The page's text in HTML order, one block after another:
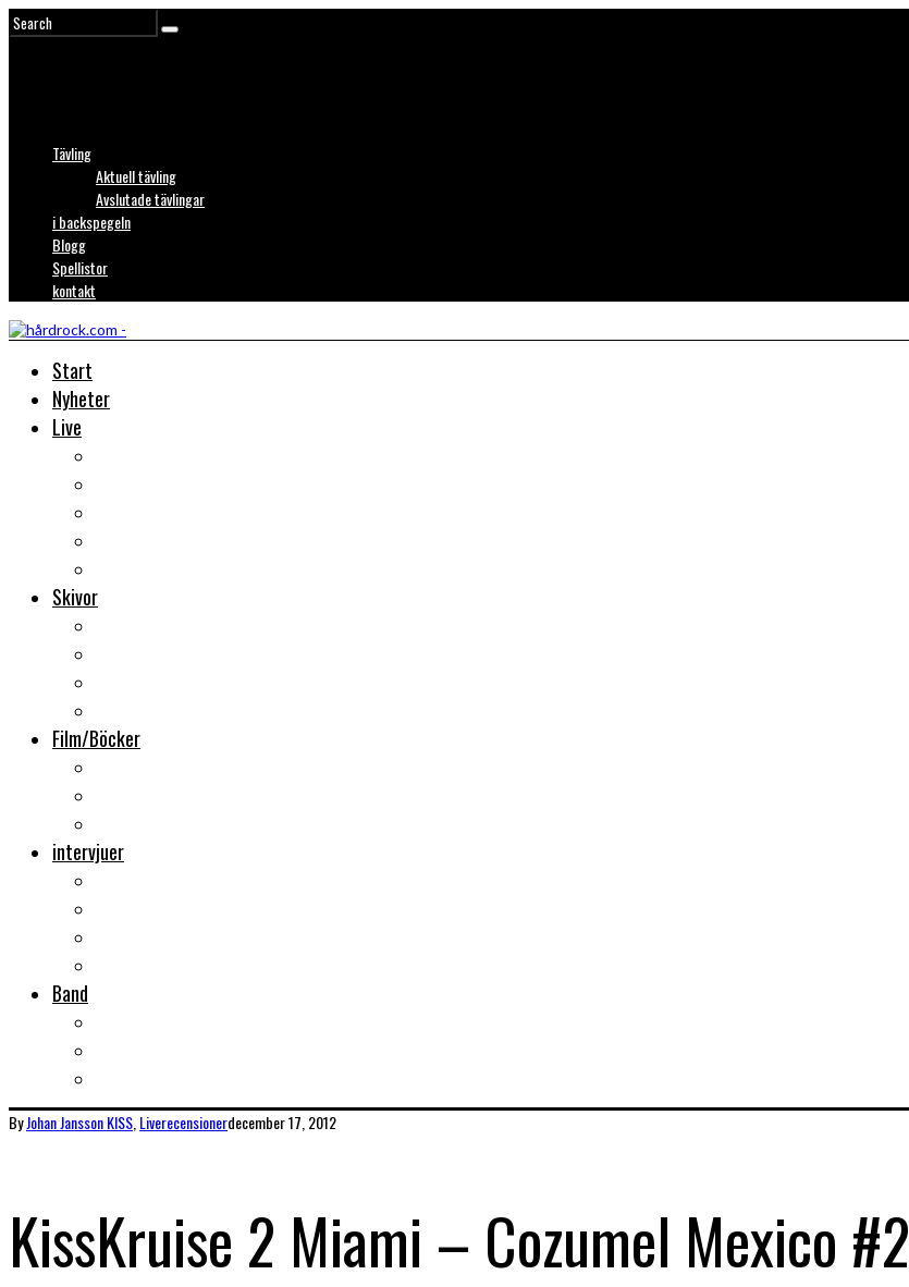
Tävling
Aktuell tävling
Avslutade tävlingar
i backspegeln
Blogg
Spellistor
kontakt
Start
Nyheter
Live
Skivor
Film/Böcker
intervjuer
Band
ByJohan JanssonKISS Liverecensionerdecember 17, 2012
KissKruise 2 Miami – Cozumel Mexico #2